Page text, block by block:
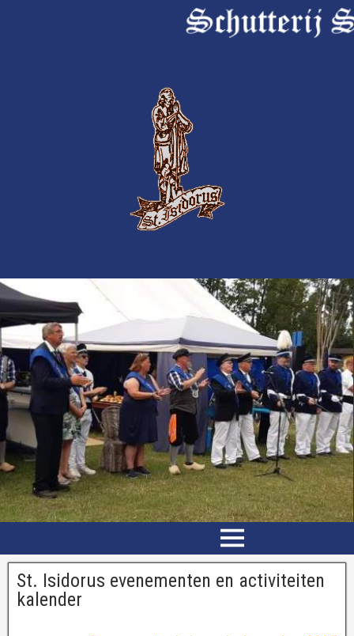
St. Isidorus evenementen en activiteiten
kalender